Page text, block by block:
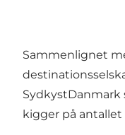
Sammenlignet
SydkystDanmark
kigger på antallet